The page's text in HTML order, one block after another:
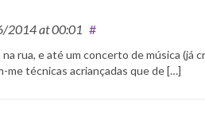
2014at 00:01 #
rua, e até um concerto de música (já
me técnicas acriançadas que de […]